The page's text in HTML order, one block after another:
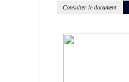
Consulter le document